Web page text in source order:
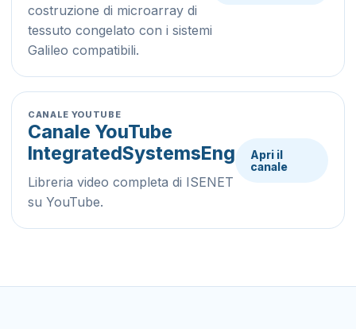
costruzione di microarray di
tessuto congelato con i sistemi
Galileo compatibili.
CANALE YOUTUBE
Canale YouTube
IntegratedSystemsEng
Libreria video completa di ISENET
su YouTube.
Apri il
canale